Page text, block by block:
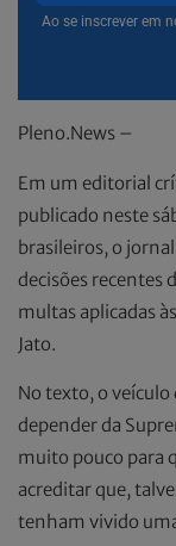
Ao se inscrever em
Pleno.News –
Em um editorial
publicado neste
brasileiros, o
decisões recentes
multas aplicadas
Jato.
No texto, o
depender da
muito pouco para
acreditar que,
tenham vivido